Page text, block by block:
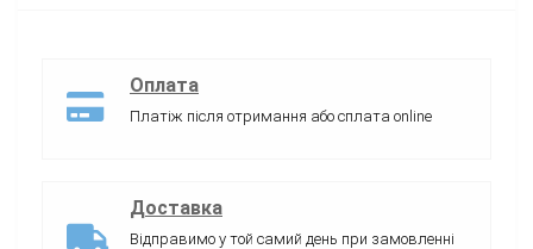
Оплата
Платіж після отримання або сплата online
Доставка
Відправимо у той самий день при замовленні